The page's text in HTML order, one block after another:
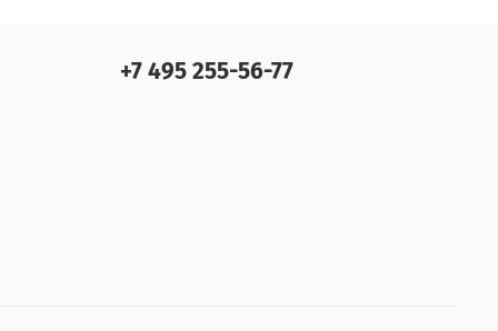
+7 495 255-56-77